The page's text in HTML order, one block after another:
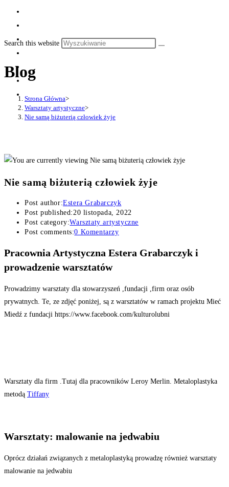
Search this website
Blog
Strona Główna>
Warsztaty artystyczne>
Nie samą biżuterią człowiek żyje
Nie samą biżuterią człowiek żyje
Post author:Estera Grabarczyk
Post published:20 listopada, 2022
Post category:Warsztaty artystyczne
Post comments:0 Komentarzy
Pracownia Artystyczna Estera Grabarczyk i
prowadzenie warsztatów
Prowadzimy warsztaty dla stowarzyszeń ,fundacji ,firm oraz osób
prywatnych. Te, ze zdjęć poniżej, są z warsztatów w ramach projektu Mieć
Miedź z fundacji https://www.facebook.com/kulturolubni
Warsztaty dla firm .Tutaj dla pracowników Leroy Merlin. Metaloplastyka
metodą Tiffany
Warsztaty: malowanie na jedwabiu
Oprócz działań związanych z metaloplastyką prowadzę również warsztaty
malowanie na jedwabiu